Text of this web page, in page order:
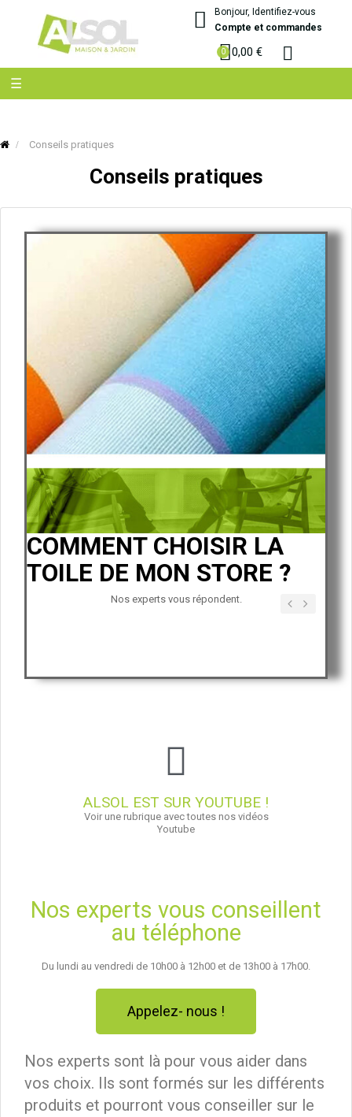
Bonjour, Identifiez-vous
Compte et commandes
0,00 €
Basculer
la
☰
Conseils pratiques
Conseils pratiques
Nos experts sont là pour vous aider dans
vos choix. Ils sont formés sur les différents
produits et pourront vous conseiller sur le
CHOISIR LA
DE MON STORE ?
Nos experts vous répondent.
STORE
MAISON
Précédent
Suivant
ALSOL EST SUR YOUTUBE !
Voir une rubrique avec toutes nos vidéos
Youtube
Nos experts vous conseillent
au téléphone
Du lundi au vendredi de 10h00 à 12h00 et de 13h00 à 17h00.
Appelez- nous !